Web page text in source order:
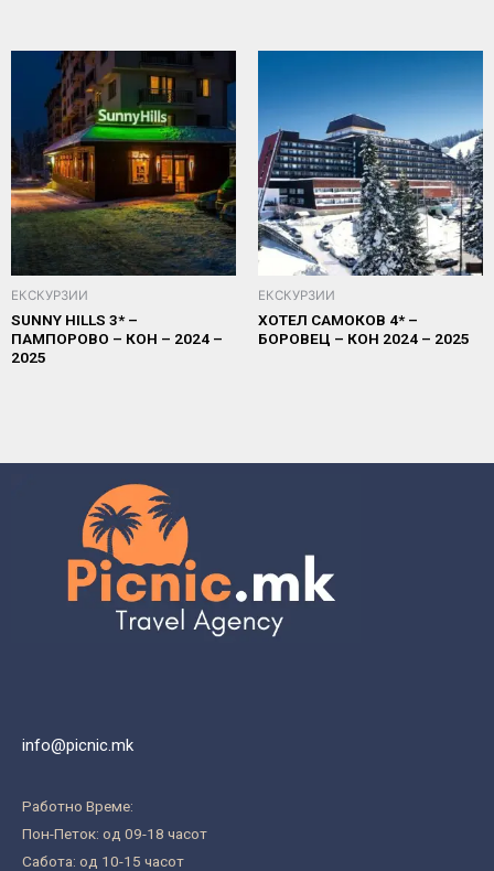
ЕКСКУРЗИИ
SUNNY HILLS 3* –
ПАМПОРОВО – КОН – 2024 –
2025
ЕКСКУРЗИИ
ХОТЕЛ САМОКОВ 4* –
БОРОВЕЦ – КОН 2024 – 2025
info@picnic.mk
Работно Време:
Пон-Петок: од 09-18 часот
Сабота: од 10-15 часот